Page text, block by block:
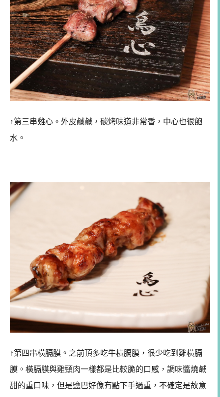
↑第三串雞心。外皮鹹鹹，碳烤味道非常香，中心也很飽
水。
↑第四串橫膈膜。之前頂多吃牛橫膈膜，很少吃到雞橫膈
膜。橫膈膜與雞頸肉一樣都是比較脆的口感，調味醬燒鹹
甜的重口味，但是鹽巴好像有點下手過重，不確定是故意